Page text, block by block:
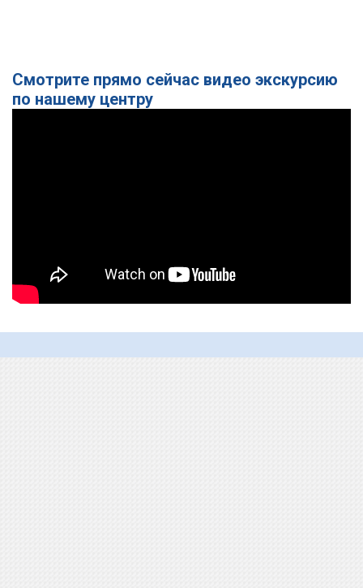
Смотрите прямо сейчас видео экскурсию
по нашему центру